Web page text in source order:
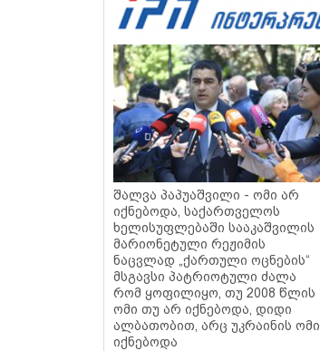
შალვა პაპუაშვილი - ომი არ
იქნებოდა, საქართველოს
ხელისუფლებაში სააკაშვილის
მარიონეტული რეჟიმის
ნაცვლად „ქართული ოცნების“
მსგავსი პატრიოტული ძალა
რომ ყოფილიყო, თუ 2008 წლის
ომი თუ არ იქნებოდა, დიდი
ალბათობით, არც უკრაინის ომი
იქნებოდა